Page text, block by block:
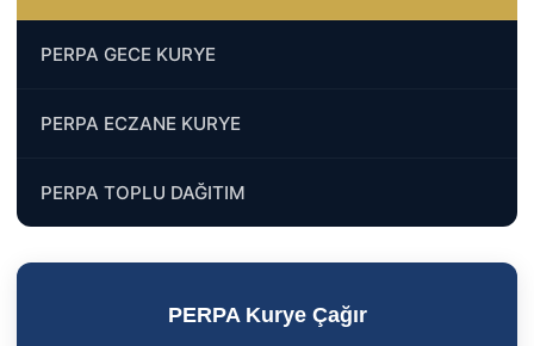
PERPA GECE KURYE
PERPA ECZANE KURYE
PERPA TOPLU DAĞITIM
PERPA Kurye Çağır